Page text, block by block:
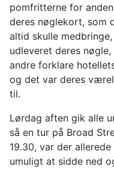
pomfritterne for
deres nøglekort, som
altid skulle
udleveret deres
andre forklare
og det var deres
til.
Lørdag aften gik alle
så en tur på Broad
19.30, var der
umuligt at sidde ned